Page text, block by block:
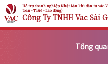
Hỗ trợ doanh nghiệp Nhật Bản khi đầu tư vào
toán - Thuế - Lao động)
Công Ty TNHH Vac Sài
Tổng